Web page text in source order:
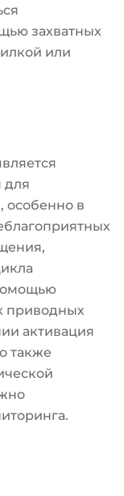
захватных
или
особенно в
приводных
активация
также